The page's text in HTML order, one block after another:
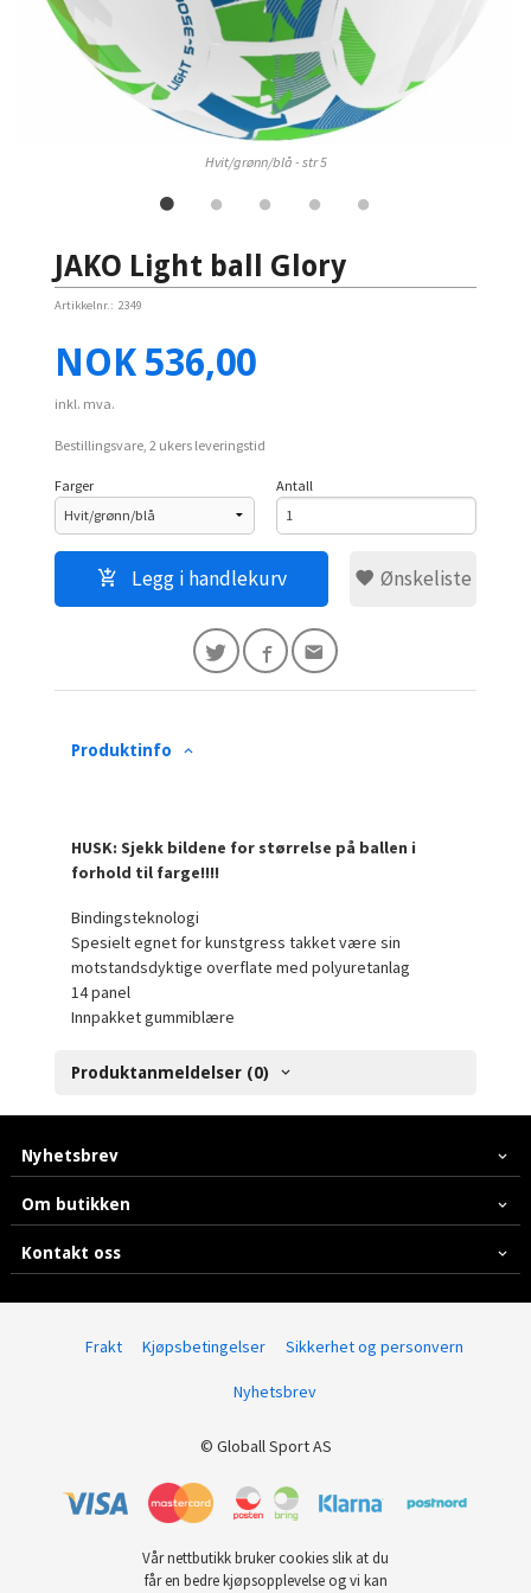
Hvit/grønn/blå - str 5
JAKO Light ball Glory
Artikkelnr.: 2349
Pris
NOK 536,00
inkl. mva.
Bestillingsvare, 2 ukers leveringstid
Farger Antall
Legg i handlekurv Ønskeliste
Produktinfo
HUSK: Sjekk bildene for størrelse på ballen i
forhold til farge!!!!
Bindingsteknologi
Spesielt egnet for kunstgress takket være sin
motstandsdyktige overflate med polyuretanlag
14 panel
Innpakket gummiblære
Produktanmeldelser (0)
Nyhetsbrev
Om butikken
Kontakt oss
Frakt Kjøpsbetingelser Sikkerhet og personvern
Nyhetsbrev
© Globall Sport AS
Vår nettbutikk bruker cookies slik at du
får en bedre kjøpsopplevelse og vi kan